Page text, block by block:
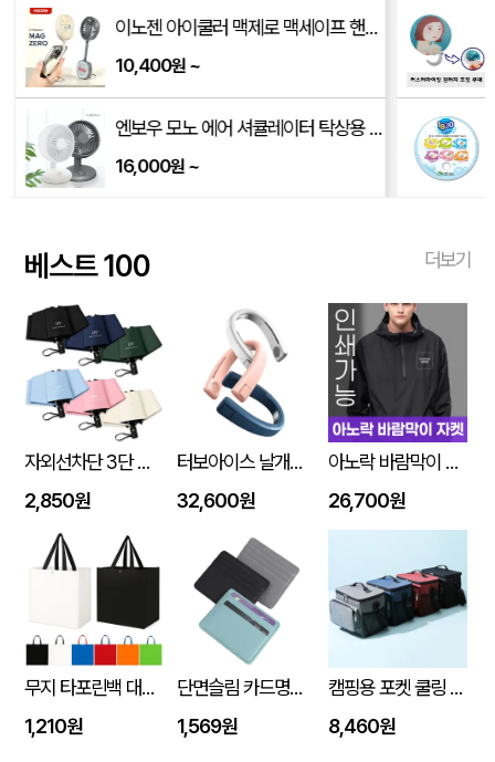
이노젠 아이쿨러 맥제로 맥세이프 핸즈프리 미니선풍기
10,400원~
엔보우 모노 에어 셔큘레이터 탁상용 무선선풍기
16,000원~
베스트 100 더보기
자외선차단 3단 자동 암막 양우산
2,850원
터보아이스 날개없는 넥쿨러 4000mAh
32,600원
아노락 바람막이 자켓 주문제작 전사인쇄
26,700원
무지 타포린백 대형 (42x40x23) 타포린가방 시장가방 보조가방 // 인쇄제작가능
1,210원
단면슬림 카드명함지갑
1,569원
캠핑용 포켓 쿨링 300D PEVA 보냉 쿨링 방수백
8,460원